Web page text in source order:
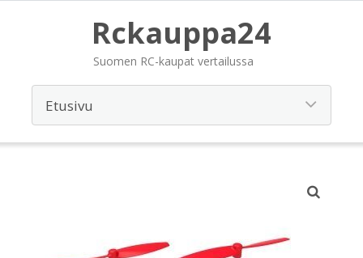
Rckauppa24
Suomen RC-kaupat vertailussa